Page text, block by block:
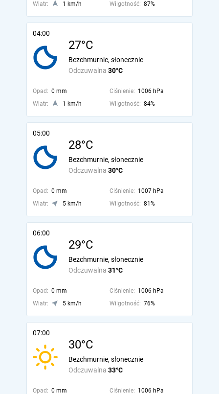
Wiatr:
1 km/h Wilgotność: 87%
04:00
27°C
Odczuwalna 30°C
Bezchmurnie, słonecznie
Opad: 0 mm Ciśnienie: 1006 hPa
Wiatr:
1 km/h Wilgotność: 84%
05:00
28°C
Odczuwalna 30°C
Bezchmurnie, słonecznie
Opad: 0 mm Ciśnienie: 1007 hPa
Wiatr:
5 km/h Wilgotność: 81%
06:00
29°C
Odczuwalna 31°C
Bezchmurnie, słonecznie
Opad: 0 mm Ciśnienie: 1006 hPa
Wiatr:
5 km/h Wilgotność: 76%
07:00
30°C
Odczuwalna 33°C
Bezchmurnie, słonecznie
Opad: 0 mm Ciśnienie: 1006 hPa